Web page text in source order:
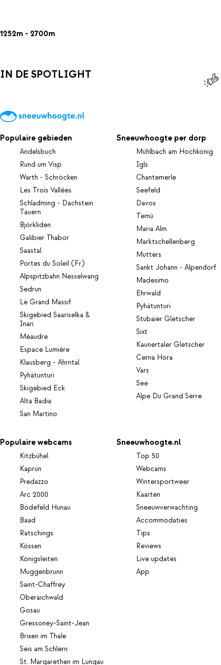
1252m - 2700m
IN DE SPOTLIGHT
Populaire gebieden
Andelsbuch
Rund um Visp
Warth - Schröcken
Les Trois Vallées
Schladming - Dachstein
Tauern
Björkliden
Galibier Thabor
Saastal
Portes du Soleil (Fr)
Alpspitzbahn Nesselwang
Sedrun
Le Grand Massif
Skigebied Saariselka &
Inari
Méaudre
Espace Lumière
Klausberg - Ahrntal
Pyhätunturi
Skigebied Eck
Alta Badia
San Martino
Sneeuwhoogte per dorp
Mühlbach am Hochkönig
Igls
Chantemerle
Seefeld
Davos
Temù
Maria Alm
Marktschellenberg
Mutters
Sankt Johann - Alpendorf
Madesimo
Ehrwald
Pyhätunturi
Stubaier Gletscher
Sixt
Kaunertaler Gletscher
Cerna Hora
Vars
See
Alpe Du Grand Serre
Populaire webcams
Kitzbühel
Kaprun
Predazzo
Arc 2000
Bödefeld Hunau
Baad
Ratschings
Kössen
Königsleiten
Muggenbrunn
Saint-Chaffrey
Oberaichwald
Gosau
Gressoney-Saint-Jean
Brixen im Thale
Seis am Schlern
St. Margarethen im Lungau
Sneeuwhoogte.nl
Top 50
Webcams
Wintersportweer
Kaarten
Sneeuwverwachting
Accommodaties
Tips
Reviews
Live updates
App